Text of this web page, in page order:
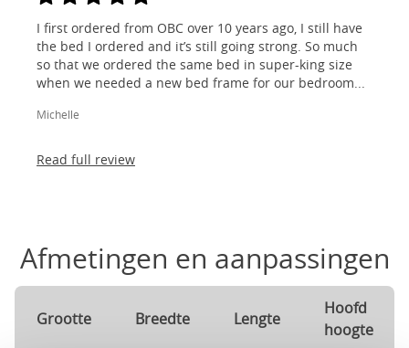
I first ordered from OBC over 10 years ago, I still have
the bed I ordered and it’s still going strong. So much
so that we ordered the same bed in super-king size
when we needed a new bed frame for our bedroom...
Michelle
Read full review
Afmetingen en aanpassingen
Grootte Breedte Lengte
Hoofd
hoogte